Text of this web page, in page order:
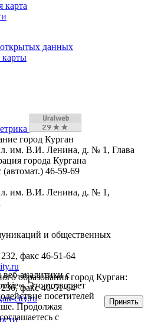
карта
открытых данных
город Курган
им. В.И. Ленина, д. № 1, Глава
города Кургана
46-59-69
им. В.И. Ленина, д. № 1,
и общественных
факс 46-51-64
образования город Курган:
факс 46-51-64
city.ru
веб-аналитики с
Это позволяет
посетителей
Продолжая
с
Принять